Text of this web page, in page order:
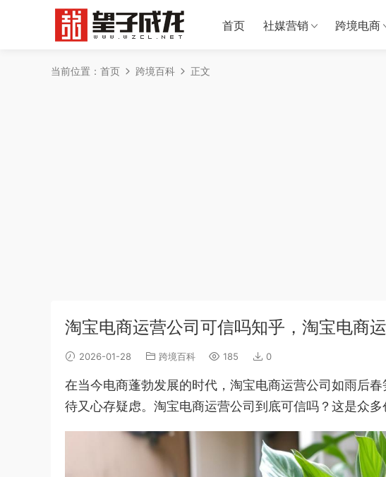
首页 社媒营销 跨境电商
当前位置： 首页 跨境百科 正文
淘宝电商运营公司可信吗知乎，淘宝电商
2026-01-28 跨境百科 185 0
在当今电商蓬勃发展的时代，淘宝电商运营公司如雨后
待又心存疑虑。淘宝电商运营公司到底可信吗？这是众多